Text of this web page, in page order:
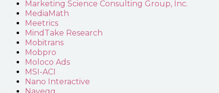
Marketing Science Consulting Group, Inc.
MediaMath
Meetrics
MindTake Research
Mobitrans
Mobpro
Moloco Ads
MSI-ACI
Nano Interactive